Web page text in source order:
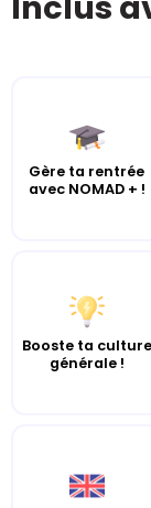
Gère ta rentrée
avec NOMAD + !
Booste ta culture
générale !